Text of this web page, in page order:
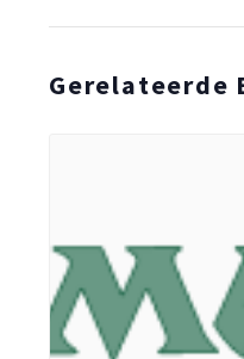
Gerelateerde